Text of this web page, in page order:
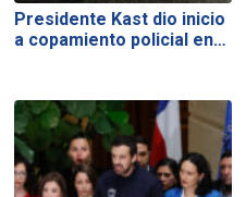
Presidente Kast dio inicio
a copamiento policial en…